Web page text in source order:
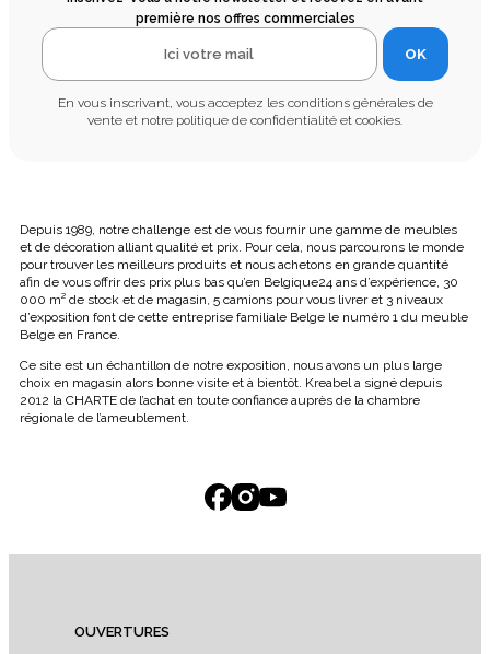
première nos offres commerciales
OK
En vous inscrivant, vous acceptez les conditions générales de
vente et notre politique de confidentialité et cookies.
Depuis 1989, notre challenge est de vous fournir une gamme de meubles
et de décoration alliant qualité et prix. Pour cela, nous parcourons le monde
pour trouver les meilleurs produits et nous achetons en grande quantité
afin de vous offrir des prix plus bas qu’en Belgique24 ans d’expérience, 30
000 m² de stock et de magasin, 5 camions pour vous livrer et 3 niveaux
d’exposition font de cette entreprise familiale Belge le numéro 1 du meuble
Belge en France.
Ce site est un échantillon de notre exposition, nous avons un plus large
choix en magasin alors bonne visite et à bientôt. Kreabel a signé depuis
2012 la CHARTE de l’achat en toute confiance auprès de la chambre
régionale de l’ameublement.
OUVERTURES